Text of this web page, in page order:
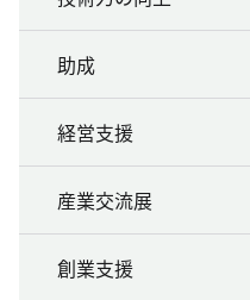
助成
経営支援
産業交流展
創業支援